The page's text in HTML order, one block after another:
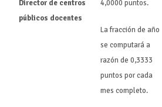
Director de centros
públicos docentes
4,0000 puntos.
La fracción de año
se computará a
razón de 0,3333
puntos por cada
mes completo.